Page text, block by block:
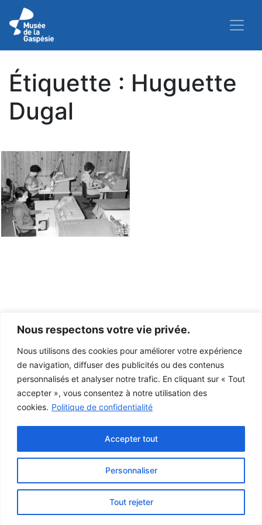
Nous respectons votre vie privée.
Nous utilisons des cookies pour améliorer votre expérience
de navigation, diffuser des publicités ou des contenus
personnalisés et analyser notre trafic. En cliquant sur « Tout
accepter », vous consentez à notre utilisation des
cookies. Politique de confidentialité
Personnaliser
Tout rejeter
Accepter tout
Étiquette : Huguette
Dugal
Ce projet a été rendu possible grâce au
gouvernement du Canada.
Connexion
Conception:Le Web simple